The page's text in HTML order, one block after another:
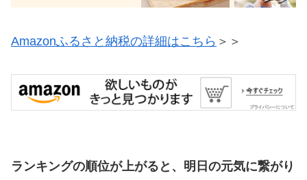
Amazonふるさと納税の詳細はこちら ＞＞
ランキングの順位が上がると、明日の元気に繋がり